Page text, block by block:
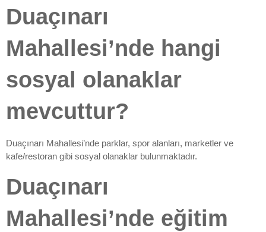
Duaçınarı
Mahallesi’nde hangi
sosyal olanaklar
mevcuttur?
Duaçınarı Mahallesi’nde parklar, spor alanları, marketler ve
kafe/restoran gibi sosyal olanaklar bulunmaktadır.
Duaçınarı
Mahallesi’nde eğitim